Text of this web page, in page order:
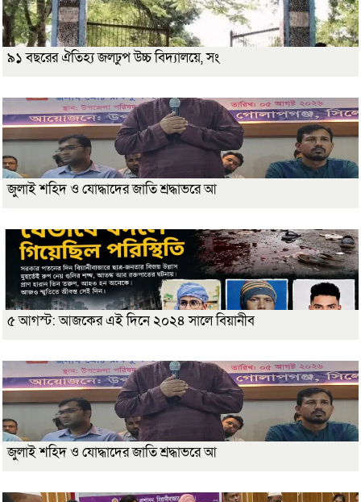
৯১ বছরের ঐতিহ্য জলঢুপ উচ্চ বিদ্যালয়ে, সং
জুলাই শহিদ ও যোদ্ধাদের জাতি শ্রদ্ধাভরে আ
৫ আগস্ট: আজকের এই দিনে ২০২৪ সালে বিয়ানীব
জুলাই শহিদ ও যোদ্ধাদের জাতি শ্রদ্ধাভরে আ